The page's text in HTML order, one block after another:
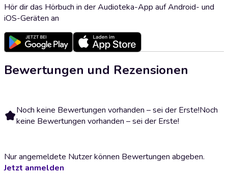
Hör dir das Hörbuch in der Audioteka-App auf Android- und
iOS-Geräten an
Bewertungen und Rezensionen
Noch keine Bewertungen vorhanden – sei der Erste!Noch
keine Bewertungen vorhanden – sei der Erste!
Nur angemeldete Nutzer können Bewertungen abgeben.
Jetzt anmelden